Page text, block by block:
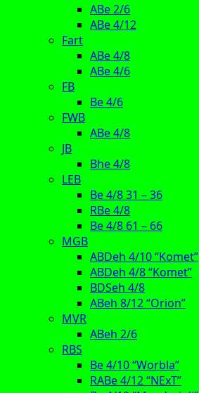
ABe 2/6
ABe 4/12
Fart
ABe 4/8
ABe 4/6
FB
Be 4/6
FWB
ABe 4/8
JB
Bhe 4/8
LEB
Be 4/8 31 – 36
RBe 4/8
Be 4/8 61 – 66
MGB
ABDeh 4/10 “Komet”
ABDeh 4/8 “Komet”
BDSeh 4/8
ABeh 8/12 “Orion”
MVR
ABeh 2/6
RBS
Be 4/10 “Worbla”
RABe 4/12 “NExT”